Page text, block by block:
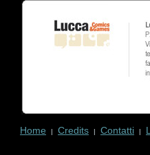
Home | Credits | Contatti |